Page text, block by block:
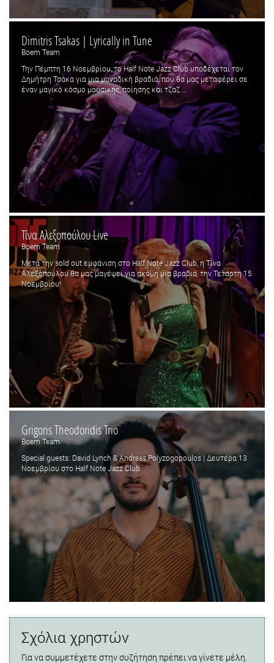
Dimitris Tsakas | Lyrically in Tune
Boem Team
Την Πέμπτη 16 Νοεμβρίου, το Half Note Jazz Club υποδέχεται τον
Δημήτρη Τσάκα για μια μοναδική βραδιά, που θα μας μεταφέρει σε
έναν μαγικό κόσμο μουσικής, ποίησης και τζαζ....
Τίνα Αλεξοπούλου Live
Boem Team
Μετά την sold out εμφάνιση στο Half Note Jazz Club, η Τίνα
Αλεξοπούλου θα μας μαγέψει για ακόμη μια βραδιά, την Τετάρτη 15
Νοεμβρίου!
Grigoris Theodoridis Trio
Boem Team
Special guests: David Lynch & Andreas Polyzogopoulos | Δευτέρα 13
Νοεμβρίου στο Half Note Jazz Club
Σχόλια χρηστών
Για να συμμετέχετε στην συζήτηση πρέπει να γίνετε μέλη.